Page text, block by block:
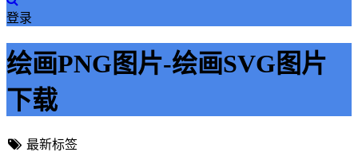
登录
绘画PNG图片-绘画SVG图片
下载
最新标签